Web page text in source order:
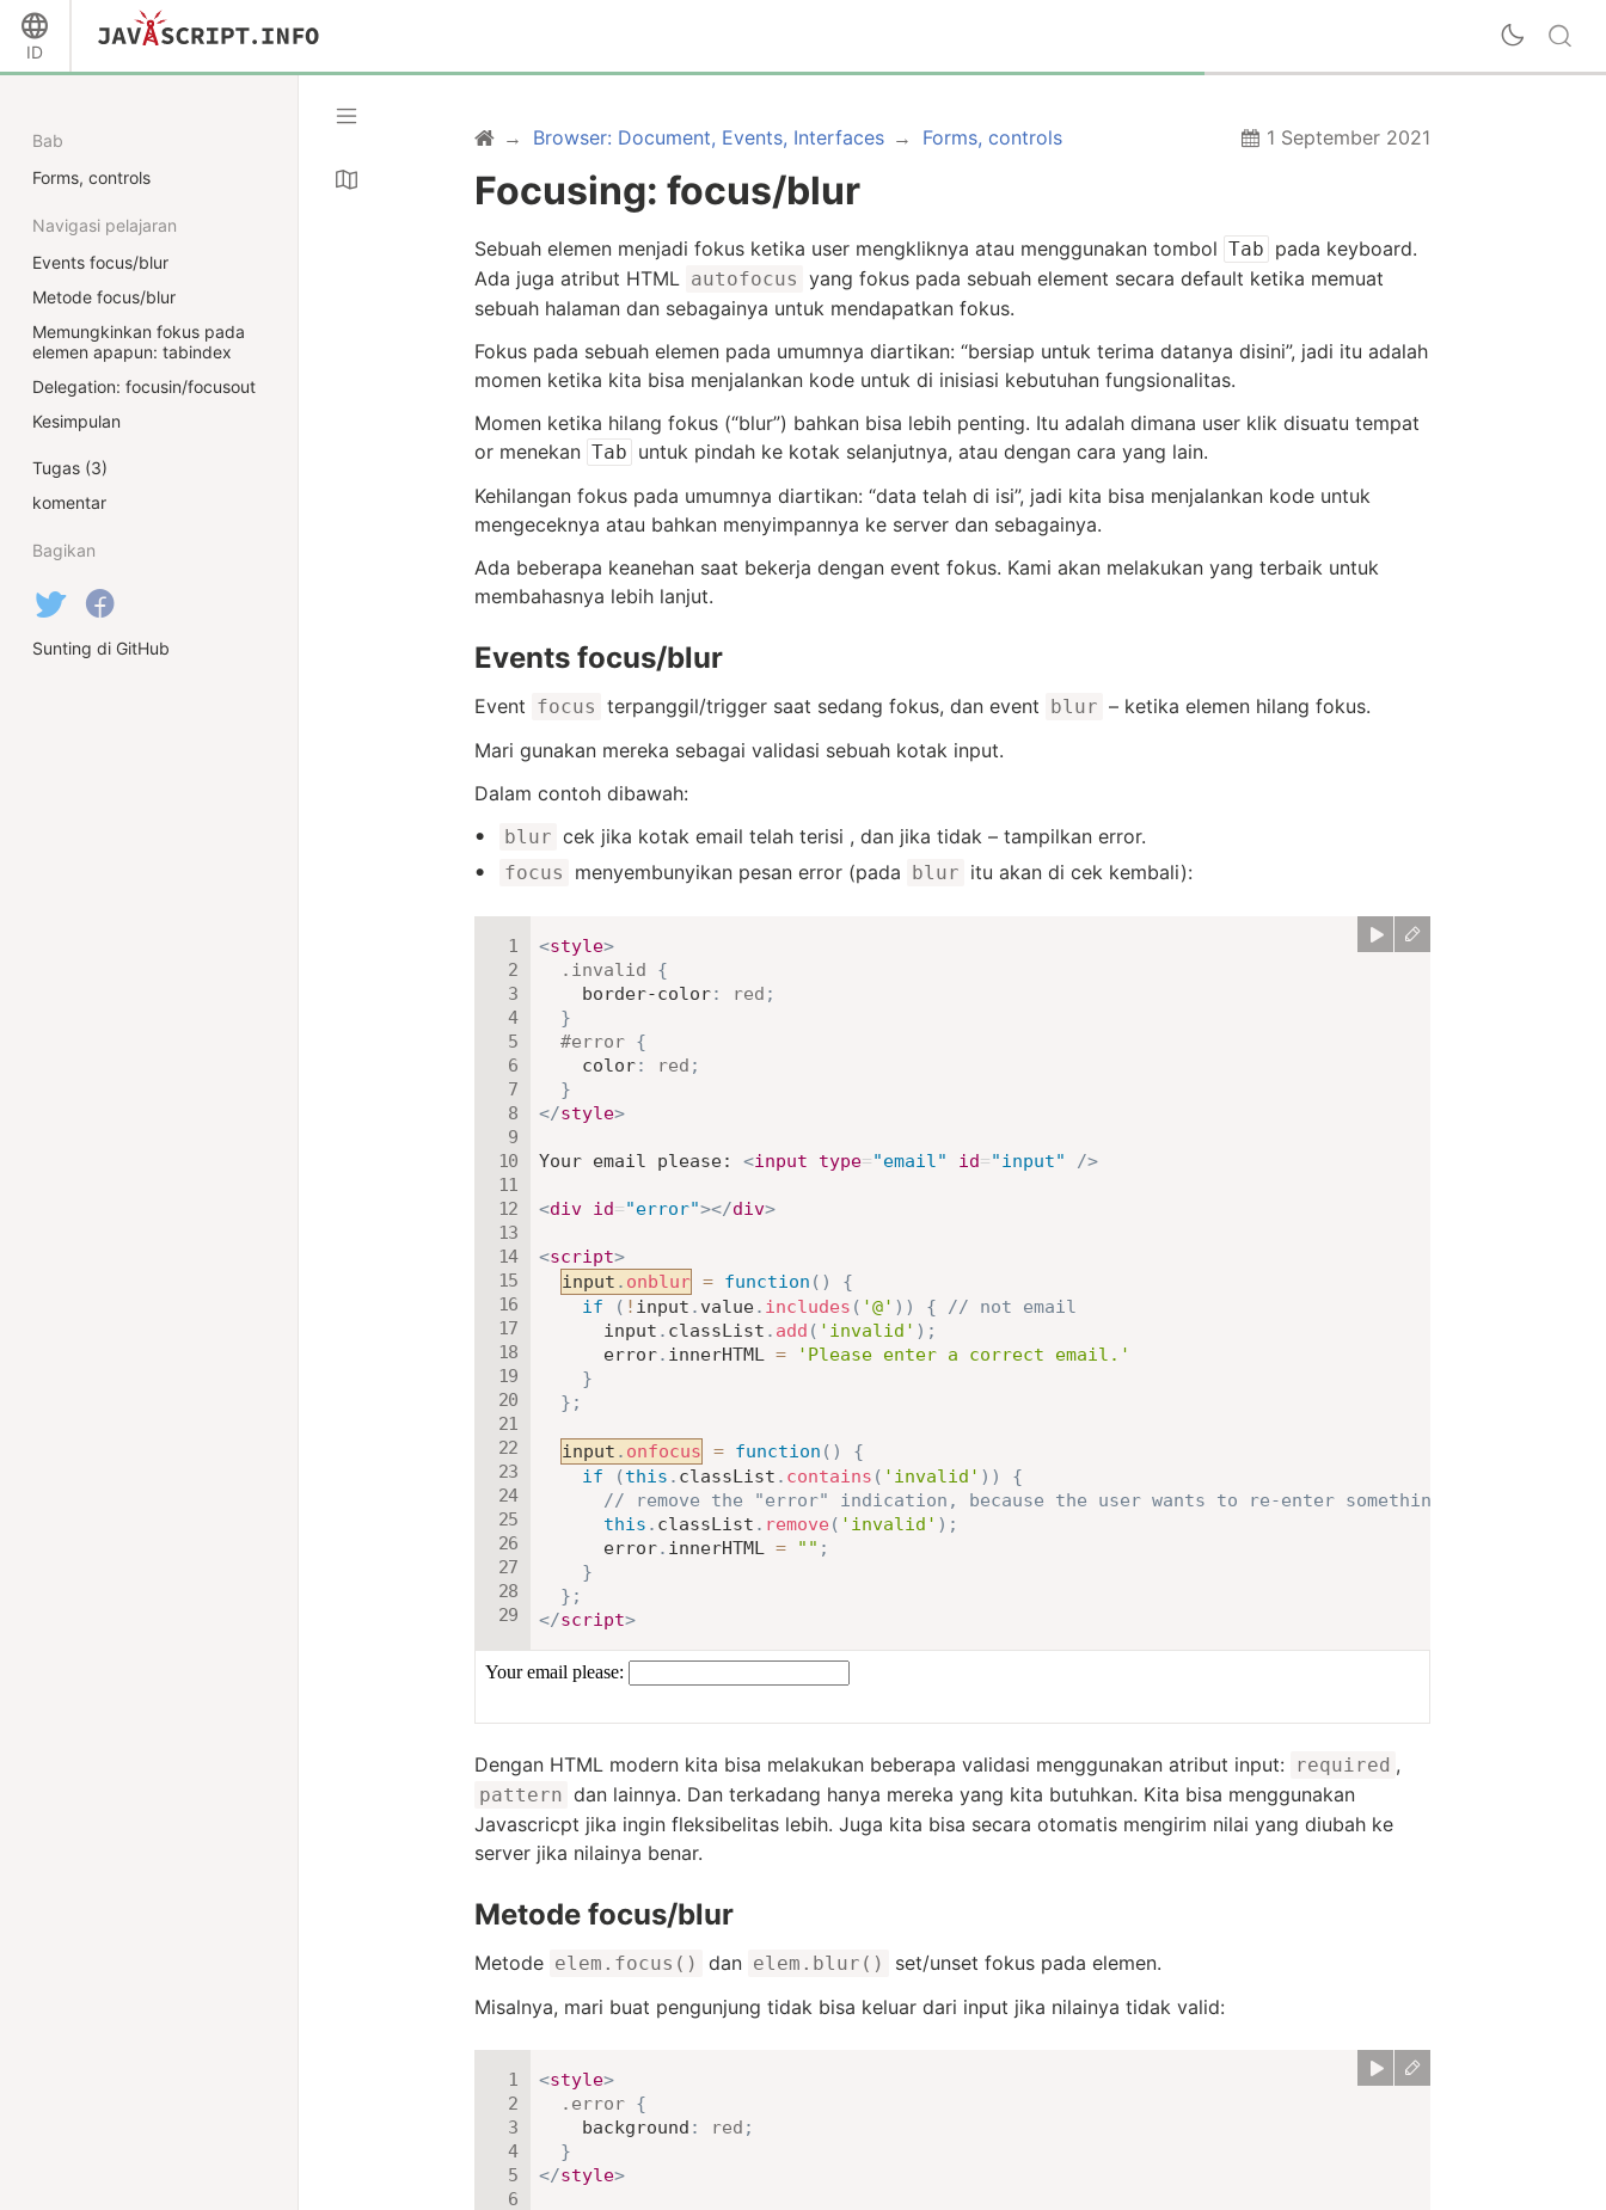
ID
Browser: Document, Events, Interfaces Forms, controls 1 September 2021
Focusing: focus/blur
Sebuah elemen menjadi fokus ketika user mengkliknya atau menggunakan tombol Tab pada keyboard.
Ada juga atribut HTML autofocus yang fokus pada sebuah element secara default ketika memuat
sebuah halaman dan sebagainya untuk mendapatkan fokus.
Fokus pada sebuah elemen pada umumnya diartikan: “bersiap untuk terima datanya disini”, jadi itu adalah
momen ketika kita bisa menjalankan kode untuk di inisiasi kebutuhan fungsionalitas.
Momen ketika hilang fokus (“blur”) bahkan bisa lebih penting. Itu adalah dimana user klik disuatu tempat
or menekan Tab untuk pindah ke kotak selanjutnya, atau dengan cara yang lain.
Kehilangan fokus pada umumnya diartikan: “data telah di isi”, jadi kita bisa menjalankan kode untuk
mengeceknya atau bahkan menyimpannya ke server dan sebagainya.
Ada beberapa keanehan saat bekerja dengan event fokus. Kami akan melakukan yang terbaik untuk
membahasnya lebih lanjut.
Events focus/blur
Event focus terpanggil/trigger saat sedang fokus, dan event blur – ketika elemen hilang fokus.
Mari gunakan mereka sebagai validasi sebuah kotak input.
Dalam contoh dibawah:
blur cek jika kotak email telah terisi , dan jika tidak – tampilkan error.
focus menyembunyikan pesan error (pada blur itu akan di cek kembali):
<style>
.invalid
{
border-color: red ;
}
#error {
color: red ;
}
</style>
Your email please: <input type="email" id="input" />
<div id="error"></div>
<script>
input . onblur = function ( )
{
if
( ! input . value. includes ( '@' ) ) {
// not email
      input
. classList . add ( 'invalid' ) ;
      error
. innerHTML =
'Please enter a correct email.'
}
} ;
input . onfocus = function ( )
{
if
(this . classList . contains ( 'invalid' ) )
{
// remove the "error" indication, because the user wants to re-enter something
this . classList . remove ( 'invalid' ) ;
      error
. innerHTML = "" ;
}
} ;
</script>
Dengan HTML modern kita bisa melakukan beberapa validasi menggunakan atribut input: required ,
pattern dan lainnya. Dan terkadang hanya mereka yang kita butuhkan. Kita bisa menggunakan
Javascricpt jika ingin fleksibelitas lebih. Juga kita bisa secara otomatis mengirim nilai yang diubah ke
server jika nilainya benar.
Metode focus/blur
Metode elem.focus() dan elem.blur()
set/unset fokus pada elemen.
Misalnya, mari buat pengunjung tidak bisa keluar dari input jika nilainya tidak valid:
<style>
.error {
background : red ;
}
</style>
Bab
Forms, controls
Navigasi pelajaran
Events focus/blur
Metode focus/blur
Memungkinkan fokus pada
elemen apapun: tabindex
Delegation: focusin/focusout
Kesimpulan
Tugas (3)
komentar
Bagikan
Sunting di GitHub